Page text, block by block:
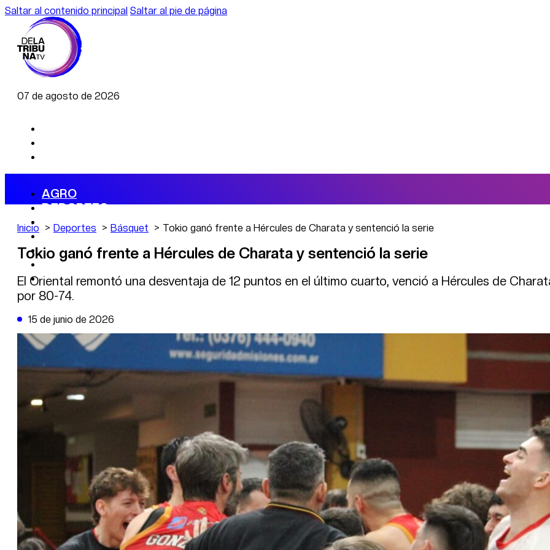
Saltar al contenido principal Saltar al pie de página
07 de agosto de 2026
AGRO
DEPORTES
ECONOMÍA
POLÍTICA
CAMBIO CLIMÁTICO
DATA FIRME
DE LA TRIBUNA TV
Inicio Deportes Básquet Tokio ganó frente a Hércules de Charata y sentenció la serie
Tokio ganó frente a Hércules de Charata y sentenció la serie
El Oriental remontó una desventaja de 12 puntos en el último cuarto, venció a Hércules de
por 80-74.
15 de junio de 2026